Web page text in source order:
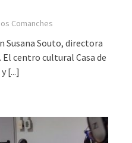
Comanches
Susana Souto, directora
El centro cultural Casa de
[...]